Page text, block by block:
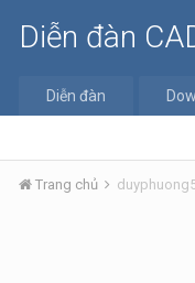
Diễn đàn
Diễn đàn
Trang chủ